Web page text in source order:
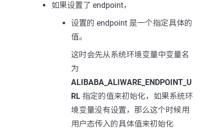
如果设置了 endpoint，
设置的 endpoint 是一个指定具体的
值。
这时会先从系统环境变量中变量名
为
ALIBABA_ALIWARE_ENDPOINT_U
RL 指定的值来初始化，如果系统环
境变量没有设置，那么这个时候用
用户态传入的具体值来初始化